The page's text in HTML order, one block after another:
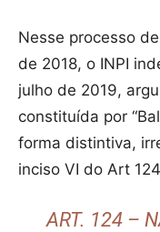
Nesse processo
de 2018, o INPI
julho de 2019,
constituída por
forma distintiva,
inciso VI do Art
ART. 124 –